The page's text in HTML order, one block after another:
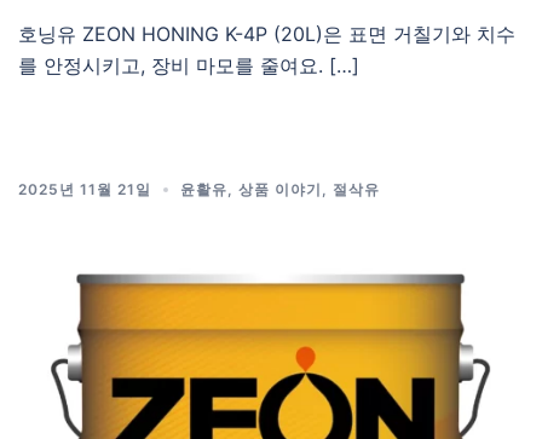
호닝유 ZEON HONING K-4P (20L)은 표면 거칠기와 치수
를 안정시키고, 장비 마모를 줄여요. […]
2025년 11월 21일 윤활유 상품 이야기 절삭유